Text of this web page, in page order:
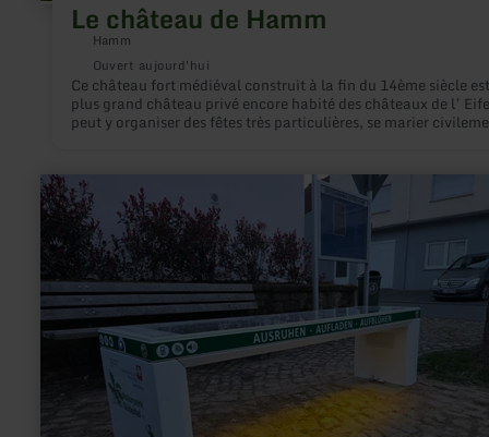
Le château de Hamm
Hamm
Ouvert aujourd'hui
Ce château fort médiéval construit à la fin du 14ème siècle
plus grand château privé encore habité des châteaux de l’
peut y organiser des fêtes très particulières, se marier
anniversaires et des jubilés, faire un apéritif au mousseux
cour intérieure et bien d’autres choses.
en
savoir
plus
sur
Distributeur
automatique
de
nourriture
pour
hôtel